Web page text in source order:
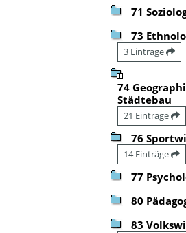
71
73
3 Einträge
74
Städtebau
21 Einträge
76
14 Einträge
77
80
83